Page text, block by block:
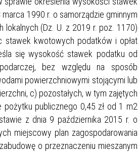
1990 r. o samorządzie gminnym
lokalnych (Dz. U. z 2019 r. poz. 1170)
stawek kwotowych podatków i opłat
się wysokość stawek podatku od
bez względu na sposób
powierzchniowymi stojącymi lub
c) pozostałych, w tym zajętych
pożytku publicznego 0,45 zł od 1 m2
z dnia 9 października 2015 r. o
miejscowy plan zagospodarowania
o przeznaczeniu mieszanym